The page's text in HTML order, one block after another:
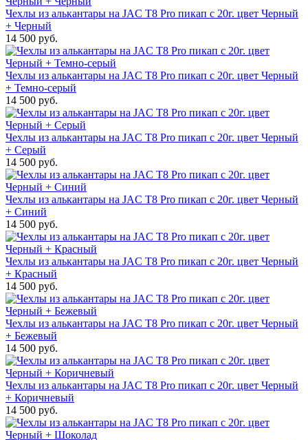
Чехлы из алькантары на JAC T8 Pro пикап с 20г. цвет Черный
+ Черный
14 500 руб.
Чехлы из алькантары на JAC T8 Pro пикап с 20г. цвет Черный
+ Темно-серый
14 500 руб.
Чехлы из алькантары на JAC T8 Pro пикап с 20г. цвет Черный
+ Серый
14 500 руб.
Чехлы из алькантары на JAC T8 Pro пикап с 20г. цвет Черный
+ Синий
14 500 руб.
Чехлы из алькантары на JAC T8 Pro пикап с 20г. цвет Черный
+ Красный
14 500 руб.
Чехлы из алькантары на JAC T8 Pro пикап с 20г. цвет Черный
+ Бежевый
14 500 руб.
Чехлы из алькантары на JAC T8 Pro пикап с 20г. цвет Черный
+ Коричневый
14 500 руб.